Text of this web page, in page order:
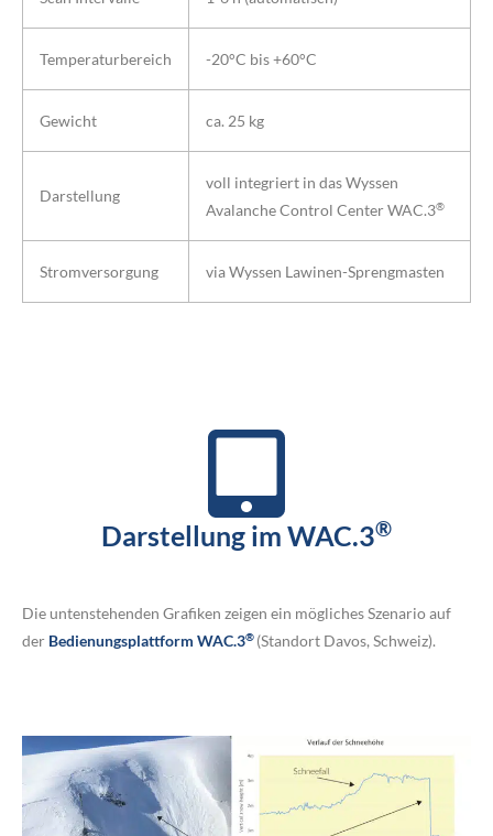
Temperaturbereich -20°C bis +60°C
Gewicht ca. 25 kg
Darstellung
voll integriert in das Wyssen
Avalanche Control Center WAC.3®
Stromversorgung via Wyssen Lawinen-Sprengmasten
Darstellung im WAC.3®
Die untenstehenden Grafiken zeigen ein mögliches Szenario auf
der Bedienungsplattform WAC.3® (Standort Davos, Schweiz).